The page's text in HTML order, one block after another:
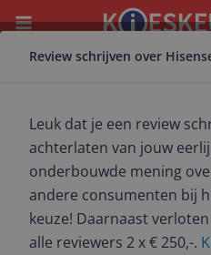
Menu
Terug naar koelkast
Hisense
Review schrijven over
Leuk dat je een review
achterlaten van jouw
onderbouwde mening
andere consumenten bij
keuze! Daarnaast
alle reviewers 2 x € 250,-.
Alle 5 prijzen en aanbieders
Meest populaire keuze –
Bekijk product